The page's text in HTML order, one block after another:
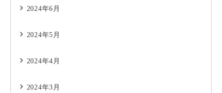
2024年6月
2024年5月
2024年4月
2024年3月